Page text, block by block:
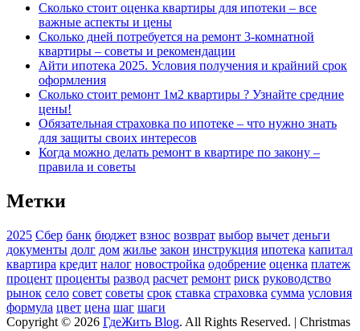
Сколько стоит оценка квартиры для ипотеки – все
важные аспекты и цены
Сколько дней потребуется на ремонт 3-комнатной
квартиры – советы и рекомендации
Айти ипотека 2025. Условия получения и крайний срок
оформления
Сколько стоит ремонт 1м2 квартиры ? Узнайте средние
цены!
Обязательная страховка по ипотеке – что нужно знать
для защиты своих интересов
Когда можно делать ремонт в квартире по закону –
правила и советы
Метки
2025 Сбер банк бюджет взнос возврат выбор вычет деньги
документы долг дом жилье закон инструкция ипотека капитал
квартира кредит налог новостройка одобрение оценка платеж
процент проценты развод расчет ремонт риск руководство
рынок село совет советы срок ставка страховка сумма условия
формула цвет цена шаг шаги
Copyright © 2026 ГдеЖить Blog. All Rights Reserved. | Christmas